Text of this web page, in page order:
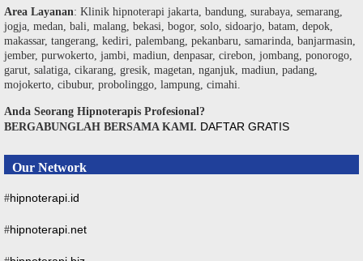
Area Layanan: Klinik hipnoterapi jakarta, bandung, surabaya, semarang,
jogja, medan, bali, malang, bekasi, bogor, solo, sidoarjo, batam, depok,
makassar, tangerang, kediri, palembang, pekanbaru, samarinda, banjarmasin,
jember, purwokerto, jambi, madiun, denpasar, cirebon, jombang, ponorogo,
garut, salatiga, cikarang, gresik, magetan, nganjuk, madiun, padang,
mojokerto, cibubur, probolinggo, lampung, cimahi.
Anda Seorang Hipnoterapis Profesional?
BERGABUNGLAH BERSAMA KAMI. DAFTAR GRATIS
Our Network
#hipnoterapi.id
#hipnoterapi.net